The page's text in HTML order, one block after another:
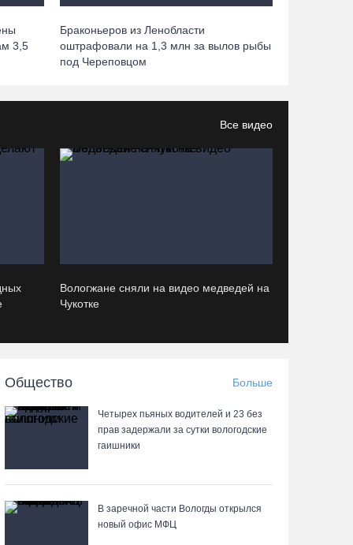
Выборы-2026: кому отдает победу
06.08.26 / 17:18
Команда «Родники.Истоки» Олега Газманова
запишет народные песни Вологодчины
В Тотемском округе построили три дома для
работников села
поддержку РФС
3,5
Браконьеров из Ленобласти
оштрафовали на 1,3 млн за вылов рыбы
под Череповцом
Все видео
Вологжане сняли на видео медведей на
Чукотке
Общество Больше
Четырех пьяных водителей и 23 без
прав задержали за сутки вологодские
гаишники
В заречной части Вологды открылся
новый офис МФЦ